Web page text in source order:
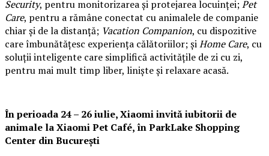
Security, pentru monitorizarea și protejarea locuinței;Pet
Care, pentru a rămâne conectat cu animalele de companie
chiar și de la distanță; Vacation Companion, cu dispozitive
care îmbunătățesc experiența călătoriilor; șiHome Care, cu
soluții inteligente care simplifică activitățile de zi cu zi,
pentru mai mult timp liber, liniște și relaxare acasă.
În perioada 24 – 26 iulie, Xiaomi invită iubitorii de
animale laXiaomi Pet Café, în ParkLake Shopping
Center din București